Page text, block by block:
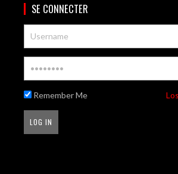
SE CONNECTER
Remember Me